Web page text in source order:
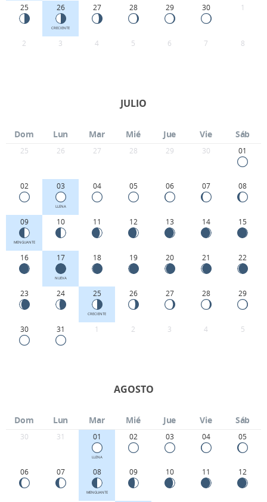
25 26
CRECIENTE
27 28 29 30 1
2 3 4 5 6 7 8
JULIO
Dom Lun Mar Mié Jue Vie Sáb
25 26 27 28 29 30 01
02 03
LLENA
04 05 06 07 08
09
MENGUANTE
10 11 12 13 14 15
16 17
NUEVA
18 19 20 21 22
23 24 25
CRECIENTE
26 27 28 29
30 31 1 2 3 4 5
AGOSTO
Dom Lun Mar Mié Jue Vie Sáb
30 31 01
LLENA
02 03 04 05
06 07 08
MENGUANTE
09 10 11 12